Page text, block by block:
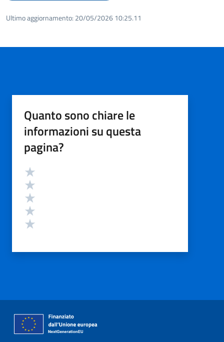
Ultimo aggiornamento: 20/05/2026 10:25.11
Quanto sono chiare le
informazioni su questa
pagina?
Valutazione